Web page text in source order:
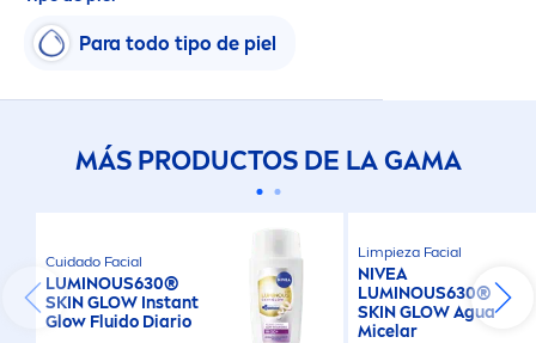
Para todo tipo de piel
MÁS PRODUCTOS DE LA GAMA
Cuidado Facial
LUMINOUS630®
SKINGLOW Instant
Glow Fluido Diario
Limpieza Facial
NIVEA
LUMINOUS630®
SKINGLOW Agua
Micelar